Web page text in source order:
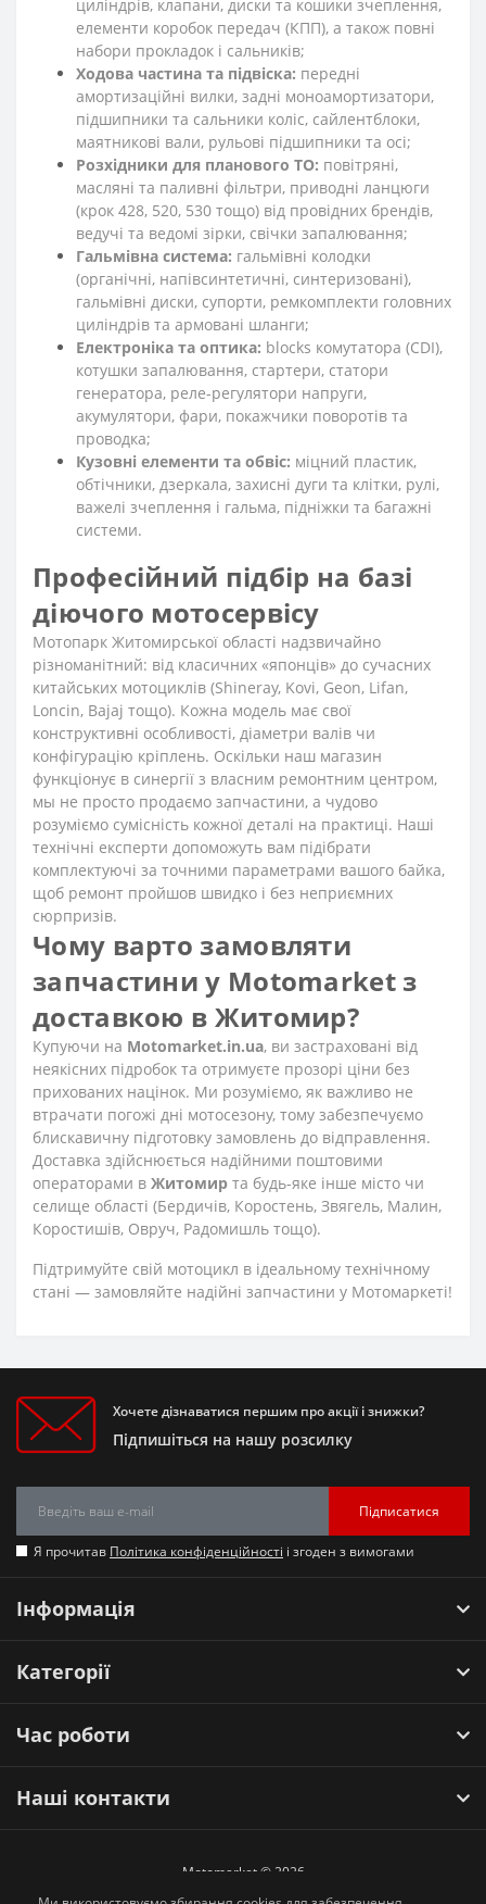
циліндрів, клапани, диски та кошики зчеплення,
елементи коробок передач (КПП), а також повні
набори прокладок і сальників;
Ходова частина та підвіска: передні
амортизаційні вилки, задні моноамортизатори,
підшипники та сальники коліс, сайлентблоки,
маятникові вали, рульові підшипники та осі;
Розхідники для планового ТО: повітряні,
масляні та паливні фільтри, приводні ланцюги
(крок 428, 520, 530 тощо) від провідних брендів,
ведучі та ведомі зірки, свічки запалювання;
Гальмівна система: гальмівні колодки
(органічні, напівсинтетичні, синтеризовані),
гальмівні диски, супорти, ремкомплекти головних
циліндрів та армовані шланги;
Електроніка та оптика: blocks комутатора (CDI),
котушки запалювання, стартери, статори
генератора, реле-регулятори напруги,
акумулятори, фари, покажчики поворотів та
проводка;
Кузовні елементи та обвіс: міцний пластик,
обтічники, дзеркала, захисні дуги та клітки, рулі,
важелі зчеплення і гальма, підніжки та багажні
системи.
Професійний підбір на базі
діючого мотосервісу
Мотопарк Житомирської області надзвичайно
різноманітний: від класичних «японців» до сучасних
китайських мотоциклів (Shineray, Kovi, Geon, Lifan,
Loncin, Bajaj тощо). Кожна модель має свої
конструктивні особливості, діаметри валів чи
конфігурацію кріплень. Оскільки наш магазин
функціонує в синергії з власним ремонтним центром,
мы не просто продаємо запчастини, а чудово
розуміємо сумісність кожної деталі на практиці. Наші
технічні експерти допоможуть вам підібрати
комплектуючі за точними параметрами вашого байка,
щоб ремонт пройшов швидко і без неприємних
сюрпризів.
Чому варто замовляти
запчастини у Motomarket з
доставкою в Житомир?
Купуючи на Motomarket.in.ua, ви застраховані від
неякісних підробок та отримуєте прозорі ціни без
прихованих націнок. Ми розуміємо, як важливо не
втрачати погожі дні мотосезону, тому забезпечуємо
блискавичну підготовку замовлень до відправлення.
Доставка здійснюється надійними поштовими
операторами в Житомир та будь-яке інше місто чи
селище області (Бердичів, Коростень, Звягель, Малин,
Коростишів, Овруч, Радомишль тощо).
Підтримуйте свій мотоцикл в ідеальному технічному
стані — замовляйте надійні запчастини у Мотомаркеті!
Хочете дізнаватися першим про акції і знижки?
Підпишіться на нашу розсилку
Підписатися
Я прочитав Політика конфіденційності і згоден з вимогами
Інформація
Категорії
Час роботи
Наші контакти
Motomarket © 2026